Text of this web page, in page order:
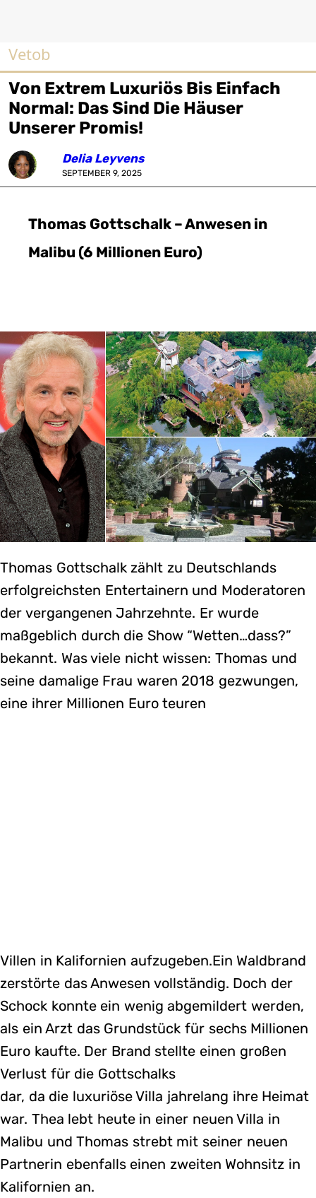
Vetob
Von Extrem Luxuriös Bis Einfach
Normal: Das Sind Die Häuser
Unserer Promis!
Delia Leyvens
SEPTEMBER 9, 2025
Thomas Gottschalk – Anwesen in
Malibu (6 Millionen Euro)
Thomas Gottschalk zählt zu Deutschlands
erfolgreichsten Entertainern und Moderatoren
der vergangenen Jahrzehnte. Er wurde
maßgeblich durch die Show “Wetten…dass?”
bekannt. Was viele nicht wissen: Thomas und
seine damalige Frau waren 2018 gezwungen,
eine ihrer Millionen Euro teuren
Villen in Kalifornien aufzugeben.Ein Waldbrand
zerstörte das Anwesen vollständig. Doch der
Schock konnte ein wenig abgemildert werden,
als ein Arzt das Grundstück für sechs Millionen
Euro kaufte. Der Brand stellte einen großen
Verlust für die Gottschalks
dar, da die luxuriöse Villa jahrelang ihre Heimat
war. Thea lebt heute in einer neuen Villa in
Malibu und Thomas strebt mit seiner neuen
Partnerin ebenfalls einen zweiten Wohnsitz in
Kalifornien an.